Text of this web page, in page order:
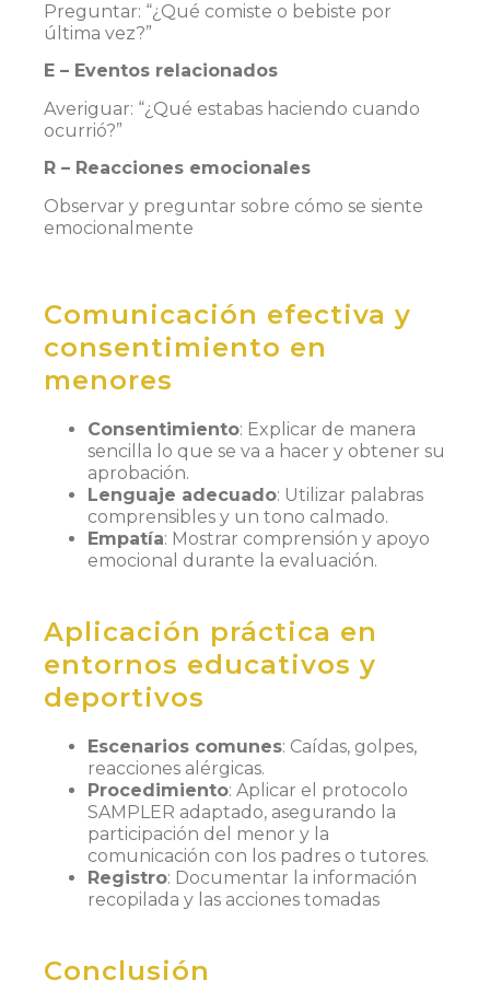
Preguntar: “¿Qué comiste o bebiste por
última vez?”
E – Eventos relacionados
Averiguar: “¿Qué estabas haciendo cuando
ocurrió?”
R – Reacciones emocionales
Observar y preguntar sobre cómo se siente
emocionalmente
Comunicación efectiva y
consentimiento en
menores
Consentimiento: Explicar de manera
sencilla lo que se va a hacer y obtener su
aprobación.
Lenguaje adecuado: Utilizar palabras
comprensibles y un tono calmado.
Empatía: Mostrar comprensión y apoyo
emocional durante la evaluación.
Aplicación práctica en
entornos educativos y
deportivos
Escenarios comunes: Caídas, golpes,
reacciones alérgicas.
Procedimiento: Aplicar el protocolo
SAMPLER adaptado, asegurando la
participación del menor y la
comunicación con los padres o tutores.
Registro: Documentar la información
recopilada y las acciones tomadas
Conclusión